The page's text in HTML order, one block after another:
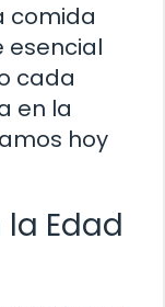
comida
esencial
cada
en la
hoy
Edad